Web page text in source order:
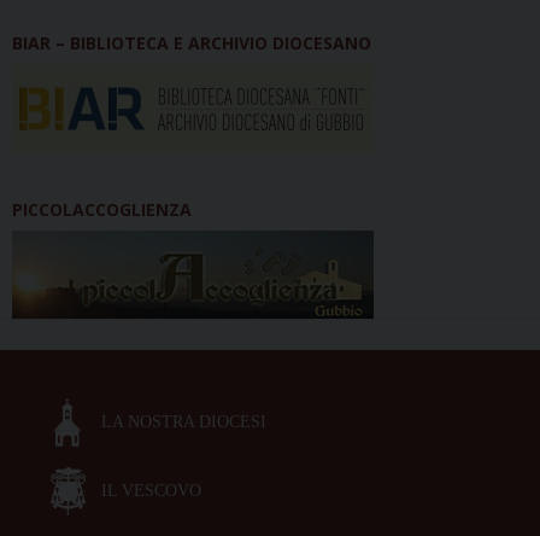
BIAR – BIBLIOTECA E ARCHIVIO DIOCESANO
PICCOLACCOGLIENZA
LA NOSTRA DIOCESI
IL VESCOVO